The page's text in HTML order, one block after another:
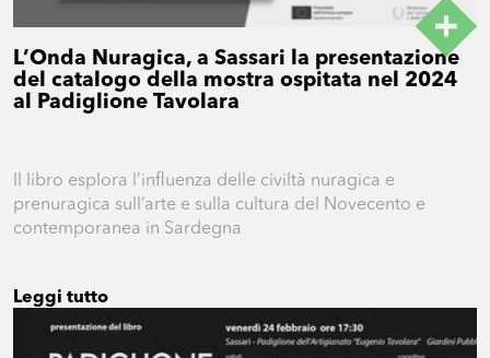
L’Onda Nuragica, a Sassari la presentazione
del catalogo della mostra ospitata nel 2024
al Padiglione Tavolara
Il libro esplora l’influenza delle civiltà nuragica e
prenuragica sull’arte e sulla cultura del Novecento e
contemporanea in Sardegna
Leggi tutto